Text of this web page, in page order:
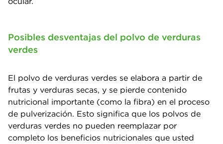
Posibles desventajas del polvo de verduras
verdes
El polvo de verduras verdes se elabora a partir de
frutas y verduras secas, y se pierde contenido
nutricional importante (como la fibra) en el proceso
de pulverización. Esto significa que los polvos de
verduras verdes no pueden reemplazar por
completo los beneficios nutricionales que usted